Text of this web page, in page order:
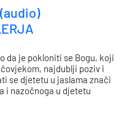
da je pokloniti se Bogu, koji
najdublji poziv i
se djetetu u jaslama znači
i nazočnoga u djetetu